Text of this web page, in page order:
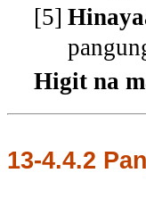
[5]
Higit na
13-4.4.2